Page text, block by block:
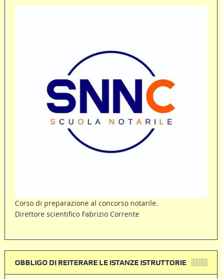
Corso di preparazione al concorso notarile.
Direttore scientifico Fabrizio Corrente
OBBLIGO DI REITERARE LE ISTANZE ISTRUTTORIE